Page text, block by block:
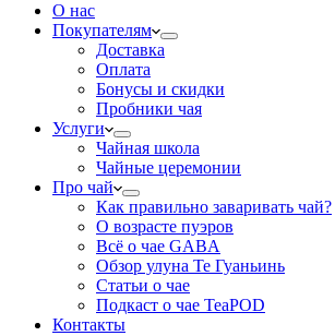
О нас
Покупателям
Доставка
Оплата
Бонусы и скидки
Пробники чая
Услуги
Чайная школа
Чайные церемонии
Про чай
Как правильно заваривать чай?
О возрасте пуэров
Всё о чае GABA
Обзор улуна Те Гуаньинь
Статьи о чае
Подкаст о чае TeaPOD
Контакты